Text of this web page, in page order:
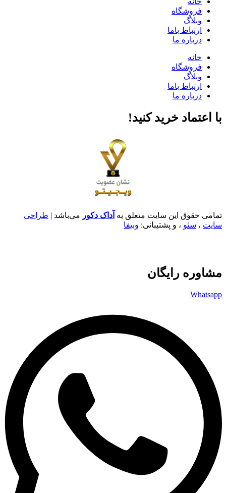
فروشگاه
وبلاگ
ارتباط باما
درباره ما
خانه
فروشگاه
وبلاگ
ارتباط باما
درباره ما
با اعتماد خرید کنید‌!
تمامی حقوق این سایت متعلق به آداک دکور می‌باشد | طراحی
سایت ، سئو ، و پشتیبانی: وبیفا
مشاوره رایگان
Whatsapp